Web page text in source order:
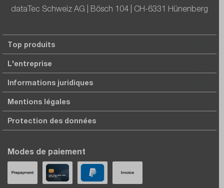
dataTec Schweiz AG | Bösch 104 | CH-6331 Hünenberg
Top produits
L'entreprise
Informations juridiques
Mentions légales
Protection des données
Modes de paiement